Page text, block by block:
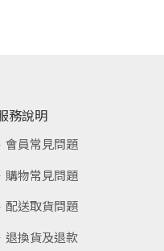
務說明
會員常見問題
購物常見問題
配送取貨問題
退換貨及退款